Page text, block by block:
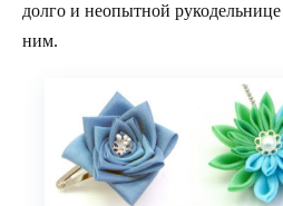
долго и неопытной рукодельнице
ним.